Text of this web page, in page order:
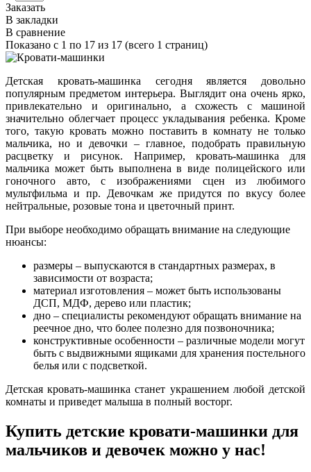
Заказать
В закладки
В сравнение
Показано с 1 по 17 из 17 (всего 1 страниц)
Детская кровать-машинка сегодня является довольно
популярным предметом интерьера. Выглядит она очень ярко,
привлекательно и оригинально, а схожесть с машиной
значительно облегчает процесс укладывания ребенка. Кроме
того, такую кровать можно поставить в комнату не только
мальчика, но и девочки – главное, подобрать правильную
расцветку и рисунок. Например, кровать-машинка для
мальчика может быть выполнена в виде полицейского или
гоночного авто, с изображениями сцен из любимого
мультфильма и пр. Девочкам же придутся по вкусу более
нейтральные, розовые тона и цветочный принт.
При выборе необходимо обращать внимание на следующие
нюансы:
размеры – выпускаются в стандартных размерах, в
зависимости от возраста;
материал изготовления – может быть использованы
ДСП, МДФ, дерево или пластик;
дно – специалисты рекомендуют обращать внимание на
реечное дно, что более полезно для позвоночника;
конструктивные особенности – различные модели могут
быть с выдвижными ящиками для хранения постельного
белья или с подсветкой.
Детская кровать-машинка станет украшением любой детской
комнаты и приведет малыша в полный восторг.
Купить детские кровати-машинки для
мальчиков и девочек можно у нас!